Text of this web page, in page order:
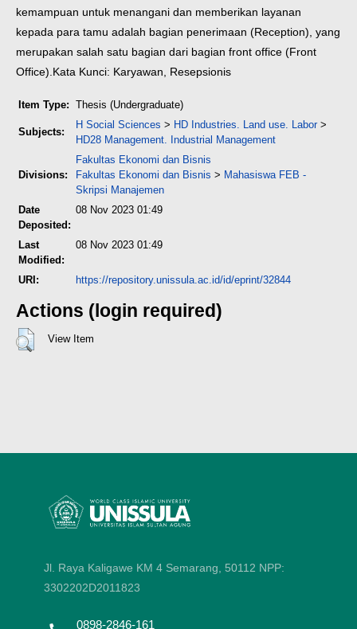
kemampuan untuk menangani dan memberikan layanan
kepada para tamu adalah bagian penerimaan (Reception), yang
merupakan salah satu bagian dari bagian front office (Front
Office).Kata Kunci: Karyawan, Resepsionis
Item Type: Thesis (Undergraduate)
Subjects:
H Social Sciences > HD Industries. Land use. Labor>
HD28 Management. Industrial Management
Divisions:
Fakultas Ekonomi dan Bisnis
Fakultas Ekonomi dan Bisnis > Mahasiswa FEB -
Skripsi Manajemen
Date
Deposited:
08 Nov 2023 01:49
Last
Modified:
08 Nov 2023 01:49
URI: https://repository.unissula.ac.id/id/eprint/32844
Actions (login required)
View Item
Jl. Raya Kaligawe KM 4 Semarang, 50112 NPP:
3302202D2011823
0898-2846-161